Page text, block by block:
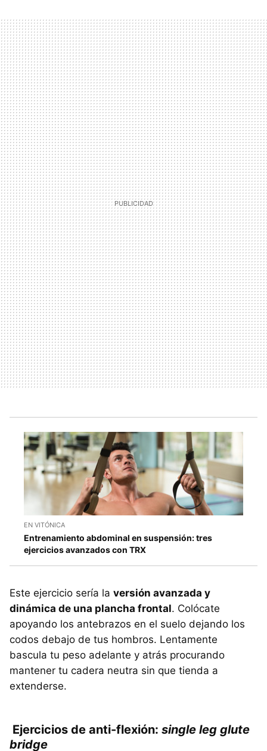
EN VITÓNICA
Entrenamiento abdominal en suspensión: tres
ejercicios avanzados con TRX
Este ejercicio sería la versión avanzada y
dinámica de una plancha frontal. Colócate
apoyando los antebrazos en el suelo dejando los
codos debajo de tus hombros. Lentamente
bascula tu peso adelante y atrás procurando
mantener tu cadera neutra sin que tienda a
extenderse.
Ejercicios de anti-flexión: single leg glute
bridge